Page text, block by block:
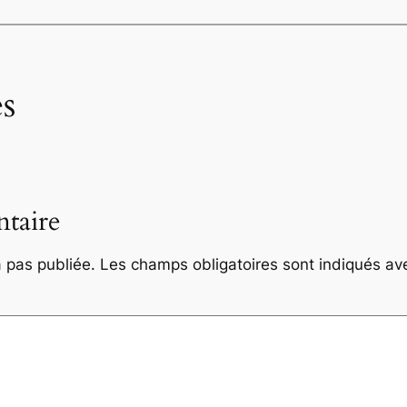
pas publiée. Les champs obligatoires sont indiqués